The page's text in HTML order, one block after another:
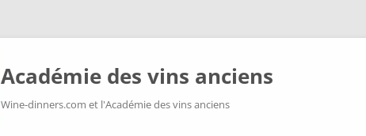
Académie des vins anciens
Wine-dinners.com et l'Académie des vins anciens